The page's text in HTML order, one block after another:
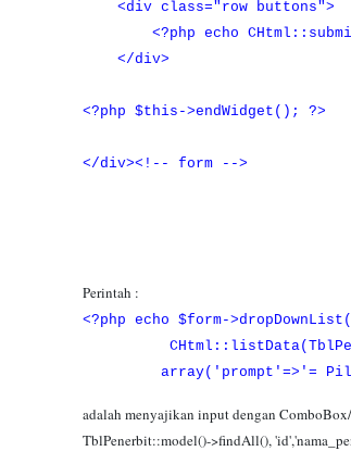
<div class="row buttons">
<?php echo
</div>
<?php $this->endWidget(); ?>
</div><!-- form -->
Perintah :
<?php echo $form-
array('prompt'=>'=
adalah menyajikan input dengan
TblPenerbit::model()->findAll(),